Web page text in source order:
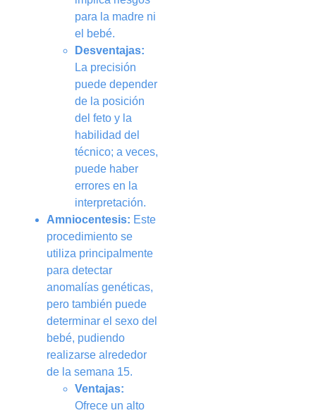
para la madre ni
el bebé.
Desventajas:
La precisión
puede depender
de la posición
del feto y la
habilidad del
técnico; a veces,
puede haber
errores en la
interpretación.
Amniocentesis: Este
procedimiento se
utiliza principalmente
para detectar
anomalías genéticas,
pero también puede
determinar el sexo del
bebé, pudiendo
realizarse alrededor
de la semana 15.
Ventajas:
Ofrece un alto